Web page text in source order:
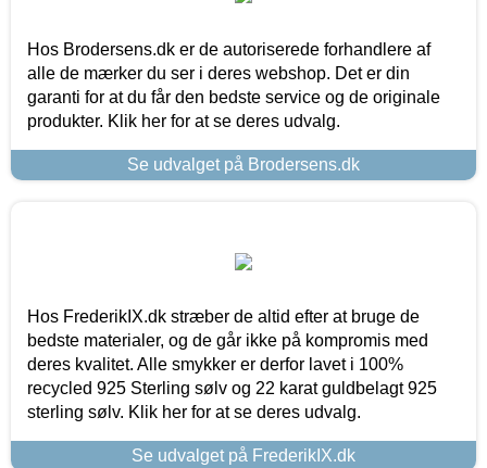
Hos Brodersens.dk er de autoriserede forhandlere af
alle de mærker du ser i deres webshop. Det er din
garanti for at du får den bedste service og de originale
produkter. Klik her for at se deres udvalg.
Se udvalget på Brodersens.dk
Hos FrederikIX.dk stræber de altid efter at bruge de
bedste materialer, og de går ikke på kompromis med
deres kvalitet. Alle smykker er derfor lavet i 100%
recycled 925 Sterling sølv og 22 karat guldbelagt 925
sterling sølv. Klik her for at se deres udvalg.
Se udvalget på FrederikIX.dk